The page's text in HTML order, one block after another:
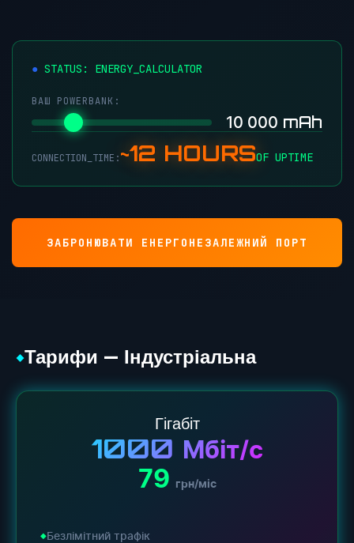
STATUS: ENERGY_CALCULATOR
ВАШ POWERBANK:
10 000 mAh
CONNECTION_TIME:~12 HOURSOF UPTIME
ЗАБРОНЮВАТИ ЕНЕРГОНЕЗАЛЕЖНИЙ ПОРТ
◆Тарифи — Індустріальна
Гігабіт
1000 Мбіт/с
79 грн/міс
Безлімітний трафік